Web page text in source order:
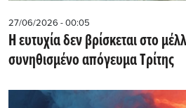
27/06/2026 - 00:05
Η ευτυχία δεν βρίσκεται στο
συνηθισμένο απόγευμα Τρίτης